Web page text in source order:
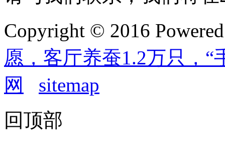
Copyright © 2016
愿，客厅养蚕1.2万只，“
网
sitemap
回顶部